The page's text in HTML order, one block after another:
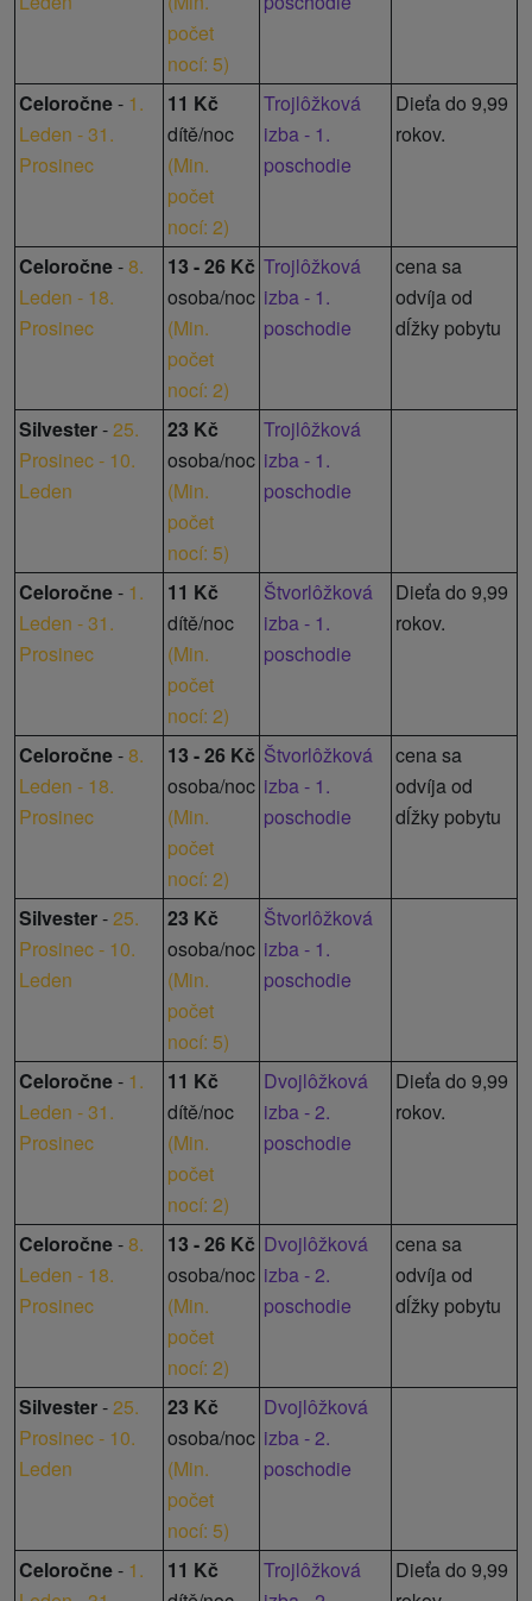
počet
nocí: 5)
Celoročne- 1.
Leden - 31.
Prosinec
11 Kč
dítě/noc
(Min.
počet
nocí: 2)
Trojlôžková
izba - 1.
poschodie
Dieťa do 9,99
rokov.
Celoročne-8.
Leden - 18.
Prosinec
13 - 26 Kč
osoba/noc
(Min.
počet
nocí: 2)
Trojlôžková
izba - 1.
poschodie
cena sa
odvíja od
dĺžky pobytu
Silvester-25.
Prosinec - 10.
Leden
23 Kč
osoba/noc
(Min.
počet
nocí: 5)
Trojlôžková
izba - 1.
poschodie
Celoročne- 1.
Leden - 31.
Prosinec
11 Kč
dítě/noc
(Min.
počet
nocí: 2)
Štvorlôžková
izba - 1.
poschodie
Dieťa do 9,99
rokov.
Celoročne-8.
Leden - 18.
Prosinec
13 - 26 Kč
osoba/noc
(Min.
počet
nocí: 2)
Štvorlôžková
izba - 1.
poschodie
cena sa
odvíja od
dĺžky pobytu
Silvester-25.
Prosinec - 10.
Leden
23 Kč
osoba/noc
(Min.
počet
nocí: 5)
Štvorlôžková
izba - 1.
poschodie
Celoročne- 1.
Leden - 31.
Prosinec
11 Kč
dítě/noc
(Min.
počet
nocí: 2)
Dvojlôžková
izba - 2.
poschodie
Dieťa do 9,99
rokov.
Celoročne-8.
Leden - 18.
Prosinec
13 - 26 Kč
osoba/noc
(Min.
počet
nocí: 2)
Dvojlôžková
izba - 2.
poschodie
cena sa
odvíja od
dĺžky pobytu
Silvester-25.
Prosinec - 10.
Leden
23 Kč
osoba/noc
(Min.
počet
nocí: 5)
Dvojlôžková
izba - 2.
poschodie
Celoročne- 1.
11 Kč
Trojlôžková
Dieťa do 9,99